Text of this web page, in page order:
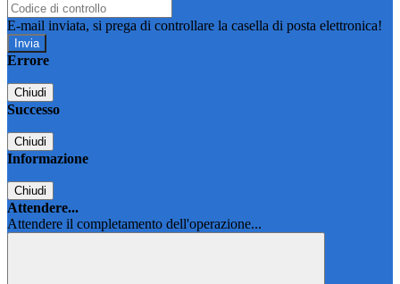
E-mail inviata, si prega di controllare la casella di posta elettronica!
Errore
Chiudi
Successo
Chiudi
Informazione
Chiudi
Attendere...
Attendere il completamento dell'operazione...